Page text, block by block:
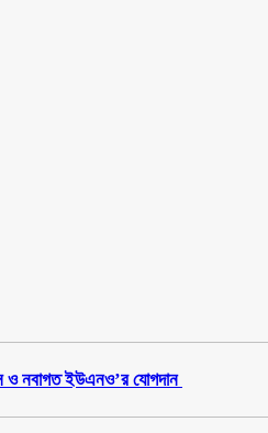
ও নবাগত ইউএনও’র যোগদান